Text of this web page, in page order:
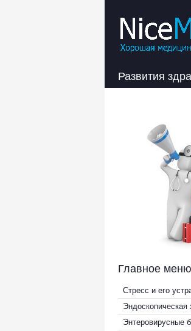
Развития
Главное меню
Стресс и его
Эндоскопическая
Энтеровирусные